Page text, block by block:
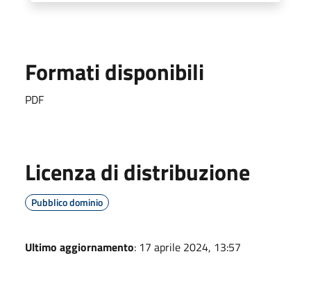
Formati disponibili
PDF
Licenza di distribuzione
Pubblico dominio
Ultimo aggiornamento: 17 aprile 2024, 13:57